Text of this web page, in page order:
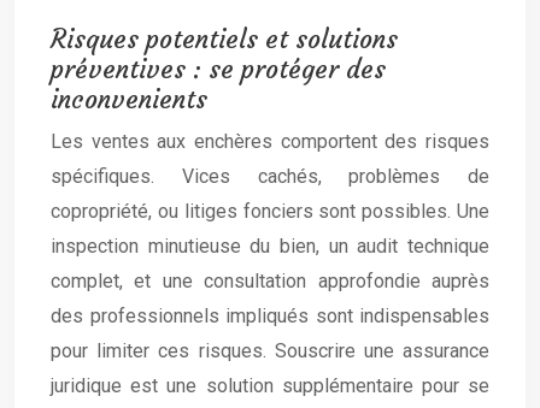
Risques potentiels et solutions
préventives : se protéger des
inconvenients
Les ventes aux enchères comportent des risques
spécifiques. Vices cachés, problèmes de
copropriété, ou litiges fonciers sont possibles. Une
inspection minutieuse du bien, un audit technique
complet, et une consultation approfondie auprès
des professionnels impliqués sont indispensables
pour limiter ces risques. Souscrire une assurance
juridique est une solution supplémentaire pour se